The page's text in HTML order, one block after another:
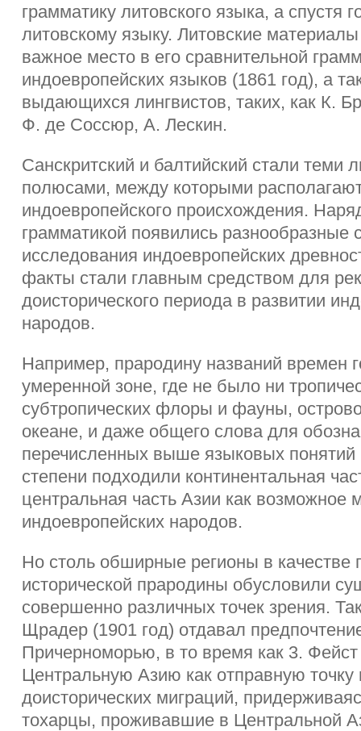
грамматику литовского языка, а спустя
литовскому языку. Литовские
важное место в его сравнительной
индоевропейских языков (1861 год), а
выдающихся лингвистов, таких, как К.
Ф. де Соссюр, А. Лескин.
Санскритский и балтийский стали теми
полюсами, между которыми
индоевропейского происхождения.
грамматикой появились разнообразные
исследования индоевропейских
факты стали главным средством для
доисторического периода в развитии
народов.
Например, прародину названий времен
умеренной зоне, где не было ни
субтропических флоры и фауны,
океане, и даже общего слова для
перечисленных выше языковых понятий
степени подходили континентальная
центральная часть Азии как возможное
индоевропейских народов.
Но столь обширные регионы в качестве
исторической прародины обусловили
совершенно различных точек зрения.
Щрадер (1901 год) отдавал
Причерноморью, в то время как 3.
Центральную Азию как отправную точку
доисторических миграций,
тохарцы, проживавшие в Центральной